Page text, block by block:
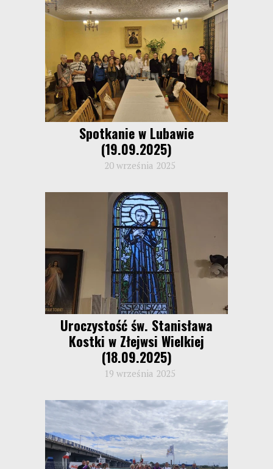
Spotkanie w Lubawie
(19.09.2025)
20 września 2025
Uroczystość św. Stanisława
Kostki w Złejwsi Wielkiej
(18.09.2025)
19 września 2025